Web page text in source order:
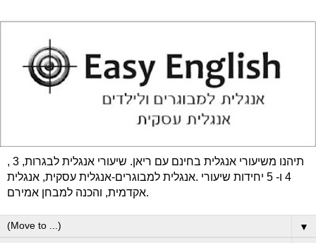
תיהנו משיעורי אנגלית בחינם עם ריאן. שיעורי אנגלית לבגרות, 3 ,
4 ו- 5 יחידות שיעורי .אנגלית למבוגרים-אנגלית עסקית, אנגלית
אקדמית, והכנה למבחן אמירם.
▼